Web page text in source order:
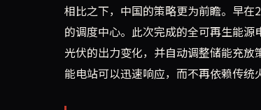
相比之下，中国的策略更为前瞻。早
的调度中心。此次完成的全可再生能
光伏的出力变化，并自动调整储能充
能电站可以迅速响应，而不再依赖传